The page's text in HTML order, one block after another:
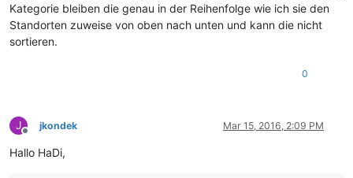
Kategorie bleiben die genau in der Reihenfolge wie ich sie den
Standorten zuweise von oben nach unten und kann die nicht
sortieren.
0
J
Offline
jkondek Mar 15, 2016, 2:09 PM
Hallo HaDi,